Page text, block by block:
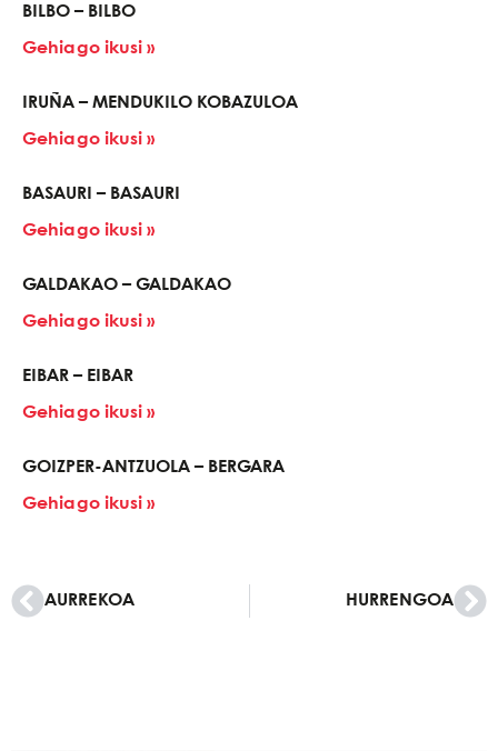
BILBO – BILBO
Gehiago ikusi »
IRUÑA – MENDUKILO KOBAZULOA
Gehiago ikusi »
BASAURI – BASAURI
Gehiago ikusi »
GALDAKAO – GALDAKAO
Gehiago ikusi »
EIBAR – EIBAR
Gehiago ikusi »
GOIZPER-ANTZUOLA – BERGARA
Gehiago ikusi »
AURREKOA HURRENGOA